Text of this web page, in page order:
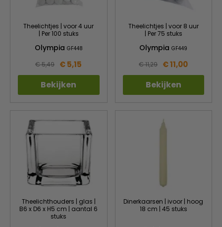
Theelichtjes | voor 4 uur
| Per 100 stuks
Olympia GF448
€ 5,49 € 5,15
Bekijken
Theelichtjes | voor 8 uur
| Per 75 stuks
OlympiaGF449
€ 11,29 € 11,00
Bekijken
Theelichthouders | glas |
B6 x D6 x H5 cm | aantal 6
stuks
Dinerkaarsen | ivoor | hoog
18 cm | 45 stuks